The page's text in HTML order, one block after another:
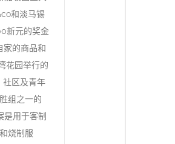
和淡马锡
新元的奖金
家的商品和
花园举行的
社区及青年
组之一的
是用于客制
烧制服